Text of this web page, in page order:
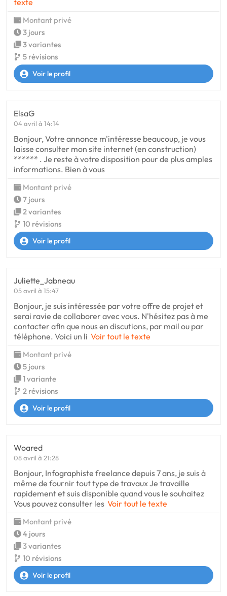
texte
Montant privé
3 jours
3 variantes
5 révisions
Voir le profil
ElsaG
04 avril à 14:14
Bonjour, Votre annonce m'intéresse beaucoup, je vous
laisse consulter mon site internet (en construction)
****** . Je reste à votre disposition pour de plus amples
informations. Bien à vous
Montant privé
7 jours
2 variantes
10 révisions
Voir le profil
Juliette_Jabneau
05 avril à 15:47
Bonjour, je suis intéressée par votre offre de projet et
serai ravie de collaborer avec vous. N'hésitez pas à me
contacter afin que nous en discutions, par mail ou par
téléphone. Voici un li Voir tout le texte
Montant privé
5 jours
1 variante
2 révisions
Voir le profil
Woared
08 avril à 21:28
Bonjour, Infographiste freelance depuis 7 ans, je suis à
même de fournir tout type de travaux Je travaille
rapidement et suis disponible quand vous le souhaitez
Vous pouvez consulter les Voir tout le texte
Montant privé
4 jours
3 variantes
10 révisions
Voir le profil